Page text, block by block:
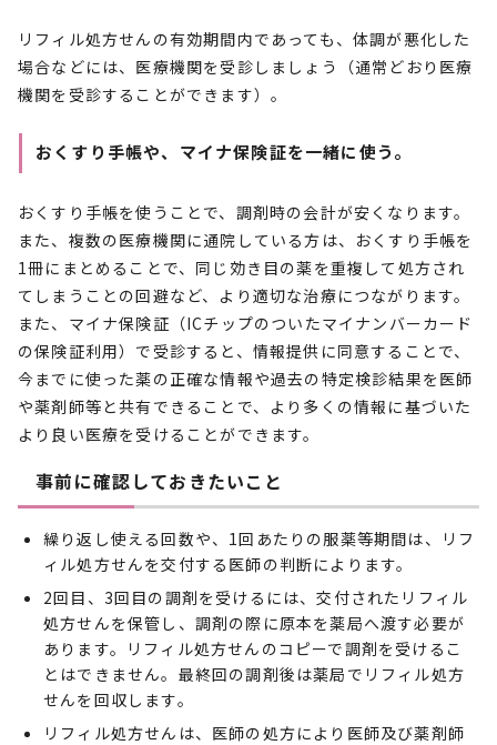
リフィル処方せんの有効期間内であっても、体調が悪化した
場合などには、医療機関を受診しましょう（通常どおり医療
機関を受診することができます）。
おくすり手帳や、マイナ保険証を一緒に使う。
おくすり手帳を使うことで、調剤時の会計が安くなります。
また、複数の医療機関に通院している方は、おくすり手帳を
1冊にまとめることで、同じ効き目の薬を重複して処方され
てしまうことの回避など、より適切な治療につながります。
また、マイナ保険証（ICチップのついたマイナンバーカード
の保険証利用）で受診すると、情報提供に同意することで、
今までに使った薬の正確な情報や過去の特定検診結果を医師
や薬剤師等と共有できることで、より多くの情報に基づいた
より良い医療を受けることができます。
事前に確認しておきたいこと
繰り返し使える回数や、1回あたりの服薬等期間は、リフ
ィル処方せんを交付する医師の判断によります。
2回目、3回目の調剤を受けるには、交付されたリフィル
処方せんを保管し、調剤の際に原本を薬局へ渡す必要が
あります。リフィル処方せんのコピーで調剤を受けるこ
とはできません。最終回の調剤後は薬局でリフィル処方
せんを回収します。
リフィル処方せんは、医師の処方により医師及び薬剤師